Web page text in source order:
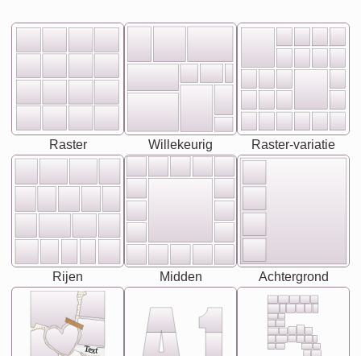
Raster Willekeurig Raster-variatie
Rijen Midden Achtergrond
Text